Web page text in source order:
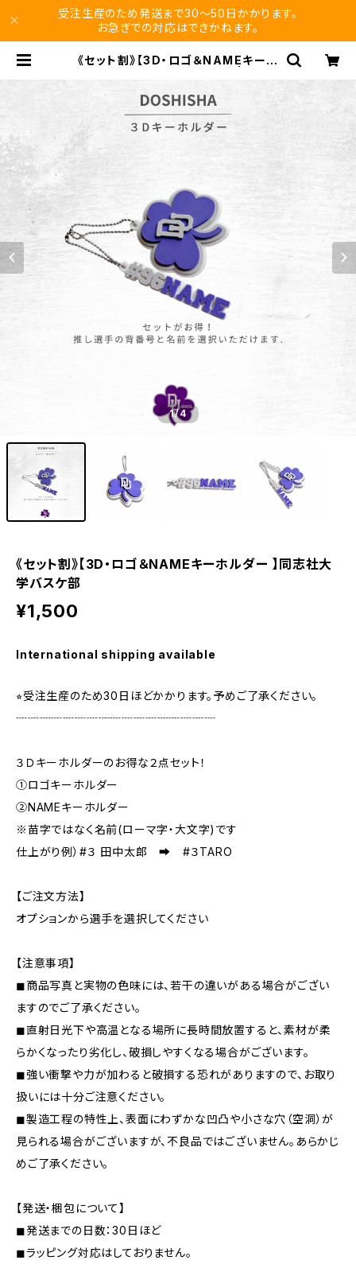
受注生産のため発送まで30〜50日かかります。
お急ぎでの対応はできかねます。
《セット割》【3D・ロゴ＆NAMEキーホ
1/4
《セット割》【3D・ロゴ＆NAMEキーホルダー 】同志社大
学バスケ部
¥1,500
International shipping available
⭐︎受注生産のため30日ほどかかります。予めご了承ください。
┈┈┈┈┈┈┈┈┈┈┈┈┈┈┈┈┈
３Ｄキーホルダーのお得な２点セット！
①ロゴキーホルダー
②NAMEキーホルダー
※苗字ではなく名前(ローマ字・大文字)です
仕上がり例）#３ 田中太郎 ➡ #３TARO
【ご注文方法】
オプションから選手を選択してください
【注意事項】
◼︎商品写真と実物の色味には、若干の違いがある場合がござい
ますのでご了承ください。
◼︎直射日光下や高温となる場所に長時間放置すると、素材が柔
らかくなったり劣化し、破損しやすくなる場合がございます。
◼︎強い衝撃や力が加わると破損する恐れがありますので、お取り
扱いには十分ご注意ください。
◼︎製造工程の特性上、表面にわずかな凹凸や小さな穴（空洞）が
見られる場合がございますが、不良品ではございません。あらかじ
めご了承ください。
【発送・梱包について】
◼︎発送までの日数：30日ほど
◼︎ラッピング対応はしておりません。